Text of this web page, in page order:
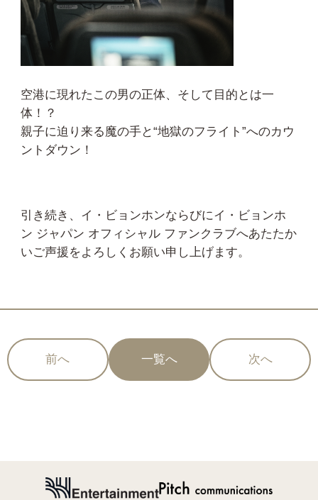
空港に現れたこの男の正体、そして目的とは一
体！？
親子に迫り来る魔の手と“地獄のフライト”へのカウ
ントダウン！
引き続き、イ・ビョンホンならびにイ・ビョンホ
ン ジャパン オフィシャル ファンクラブへあたたか
いご声援をよろしくお願い申し上げます。
前へ 一覧へ 次へ